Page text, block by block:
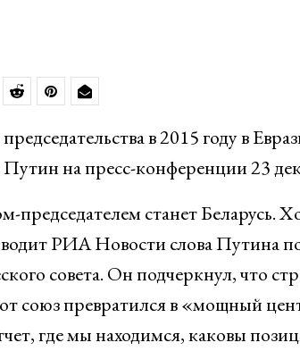
в 2015 году в
на пресс-конференции 23
председателем станет Беларусь.
РИА Новости слова Путина
совета. Он подчеркнул, что
союз превратился в «мощный
где мы находимся, каковы